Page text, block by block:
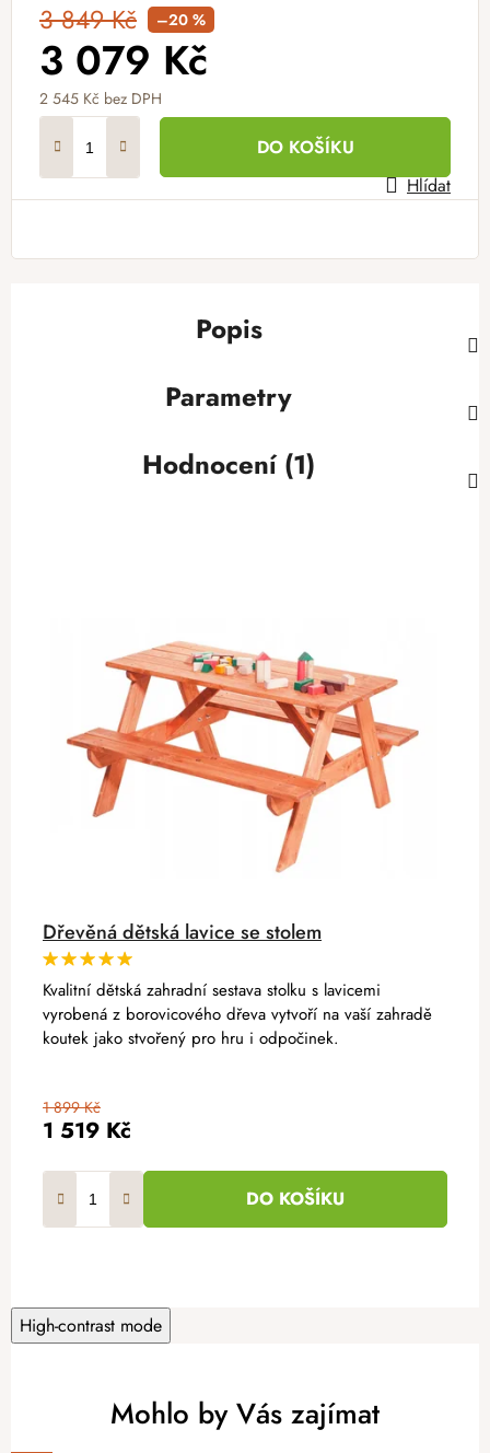
3 849 Kč –20 %
3 079 Kč
2 545 Kč bez DPH
DO KOŠÍKU
Hlídat
Popis
Parametry
Hodnocení (1)
Dřevěná dětská lavice se stolem
1 519 Kč
1 899 Kč
DO KOŠÍKU
Kvalitní dětská zahradní sestava stolku s lavicemi
vyrobená z borovicového dřeva vytvoří na vaší zahradě
koutek jako stvořený pro hru i odpočinek.
High-contrast mode
Mohlo by Vás zajímat